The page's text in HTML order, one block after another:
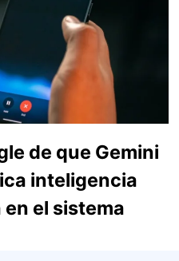
de que Gemini
inteligencia
el sistema